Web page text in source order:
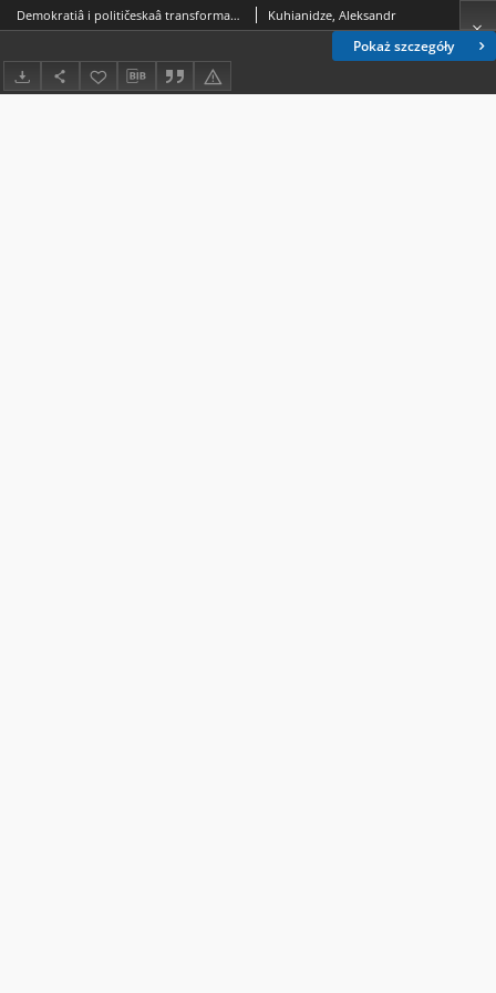
Pokaż szczegóły
Demokratiâ i političeskaâ transformaciâ v Gruzii (1991-2018) Kuhianidze, Aleksandr